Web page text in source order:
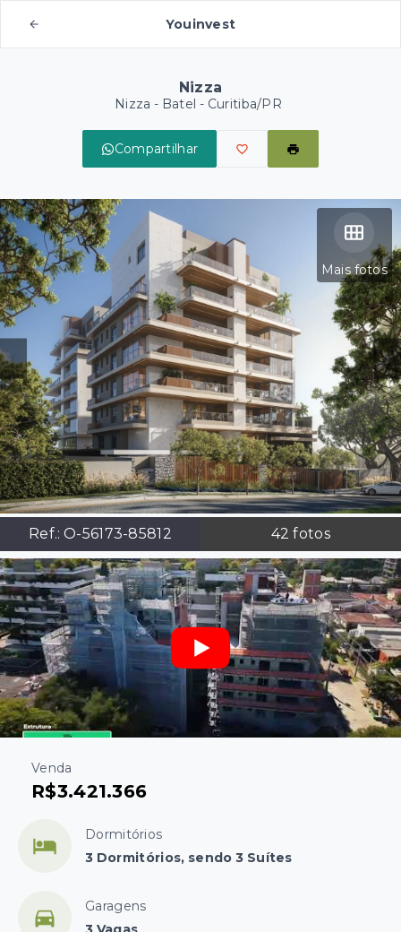
Youinvest
Nizza
Nizza - Batel - Curitiba/PR
Compartilhar
Mais fotos
Ref.:O-56173-85812 42 fotos
Venda
R$3.421.366
Dormitórios
3 Dormitórios, sendo 3 Suítes
Garagens